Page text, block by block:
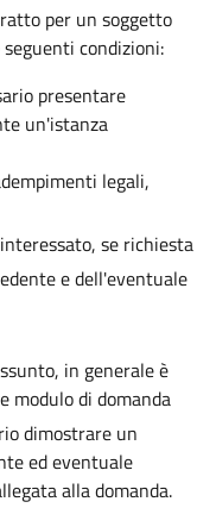
per un soggetto
condizioni:
presentare
un'istanza
legali,
se richiesta
e dell'eventuale
in generale è
modulo di domanda
dimostrare un
ed eventuale
alla domanda.